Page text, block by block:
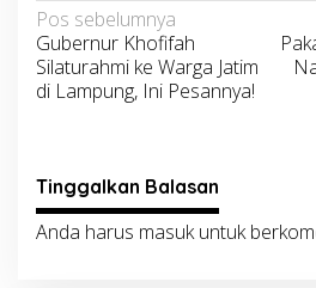
Navigasi
pos
Pos sebelumnya
Gubernur Khofifah
Silaturahmi ke Warga Jatim
di Lampung, Ini Pesannya!
Tinggalkan Balasan
Anda harus masukuntuk